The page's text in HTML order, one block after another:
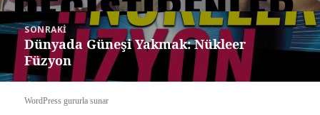
SONRAKI
Sonraki
yazı:
Dünyada Güneşi Yakmak: Nükleer
Füzyon
WordPress gururla sunar